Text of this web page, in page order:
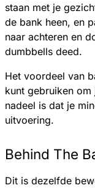
staan met je
de bank heen, en
naar achteren en
dumbbells deed.
Het voordeel van
kunt gebruiken
nadeel is dat je
uitvoering.
Behind The
Dit is dezelfde